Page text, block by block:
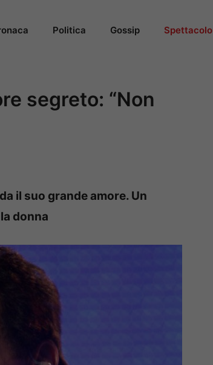
Politica Gossip Spettacolo
segreto: “Non
il suo grande amore. Un
donna